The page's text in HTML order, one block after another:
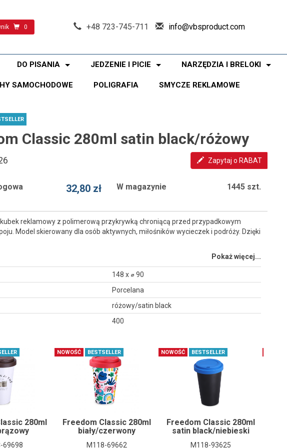
0 +48 723-745-711 info@vbsproduct.com
DO PISANIA JEDZENIE I PICIE NARZĘDZIA I BRELOKI
SAMOCHODOWE POLIGRAFIA SMYCZE REKLAMOWE
Classic 280ml satin black/różowy
Zapytaj o RABAT
32,80 zł W magazynie 1445 szt.
reklamowy z polimerową przykrywką chroniącą przed przypadkowym
Model skierowany dla osób aktywnych, miłośników wycieczek i podróży. Dzięki
Pokaż więcej...
148 x ⌀ 90
Porcelana
różowy/satin black
400
280ml
69698
NOWOŚĆ BESTSELLER
Freedom Classic 280ml
biały/czerwony
M118-69662
NOWOŚĆ BESTSELLER
Freedom Classic 280ml
satin black/niebieski
M118-93625